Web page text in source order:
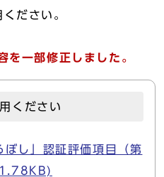
ださい。
を一部修正しました。
ください
ぼし」認証評価項目（第